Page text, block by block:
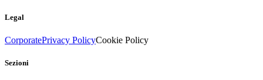
Legal
CorporatePrivacy PolicyCookie Policy
Sezioni